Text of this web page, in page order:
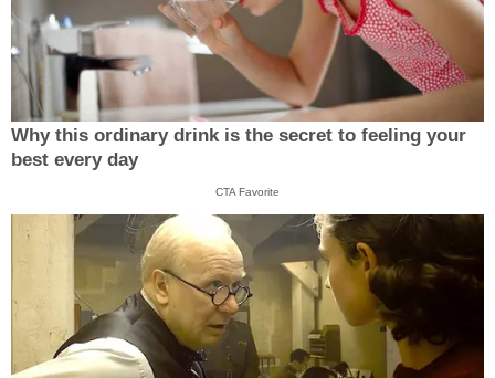
Why this ordinary drink is the secret to feeling your
best every day
CTA Favorite